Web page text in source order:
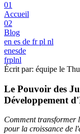
01
Accueil
02
Blog
en es de fr pl nl
enesde
frplnl
Écrit par: équipe le
Le Pouvoir des
Développement
Comment transformer
pour la croissance de